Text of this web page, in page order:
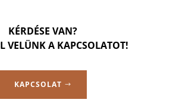
KÉRDÉSE VAN?
VELÜNK A KAPCSOLATOT!
KAPCSOLAT